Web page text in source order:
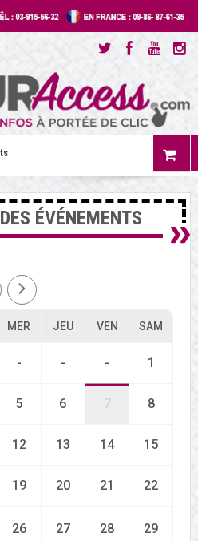
ÉVÉNEMENTS
MER JEU VEN SAM
- - - 1
5 6 7 8
12 13 14 15
19 20 21 22
26 27 28 29